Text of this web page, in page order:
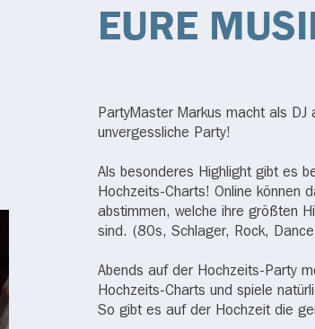
EURE
PartyMaster Markus macht als
unvergessliche Party!
Als besonderes Highlight gibt es
Hochzeits-Charts! Online können
abstimmen, welche ihre größten
sind. (80s, Schlager, Rock,
Abends auf der Hochzeits-Party
Hochzeits-Charts und spiele
So gibt es auf der Hochzeit die